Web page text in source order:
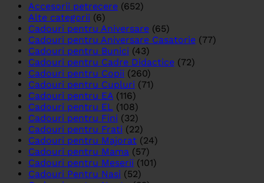
Accesorii petrecere (652)
Alte categorii (6)
Cadouri pentru Aniversare (65)
Cadouri pentru Aniversare Casatorie (77)
Cadouri pentru Bunici (43)
Cadouri pentru Cadre Didactice (72)
Cadouri pentru Copii (260)
Cadouri pentru Cupluri (71)
Cadouri pentru EA (116)
Cadouri pentru EL (108)
Cadouri pentru Fini (32)
Cadouri pentru Frati (22)
Cadouri pentru Majorat (24)
Cadouri pentru Mama (57)
Cadouri pentru Meserii (101)
Cadouri Pentru Nasi (52)